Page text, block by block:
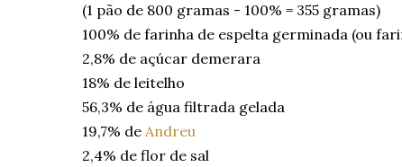
(1 pão de 800 gramas - 100% = 355 gramas)
100% de farinha de espelta germinada (ou
2,8% de açúcar demerara
18% de leitelho
56,3% de água filtrada gelada
19,7% de Andreu
2,4% de flor de sal